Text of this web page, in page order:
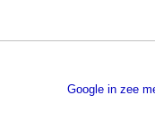
Google in zee